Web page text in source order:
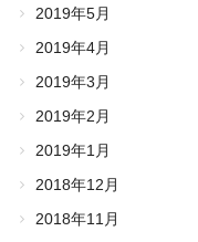
2019年5月
2019年4月
2019年3月
2019年2月
2019年1月
2018年12月
2018年11月